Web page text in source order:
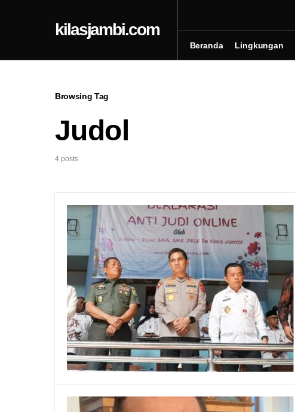
kilasjambi.com
Beranda Lingkungan
Browsing Tag
Judol
4 posts